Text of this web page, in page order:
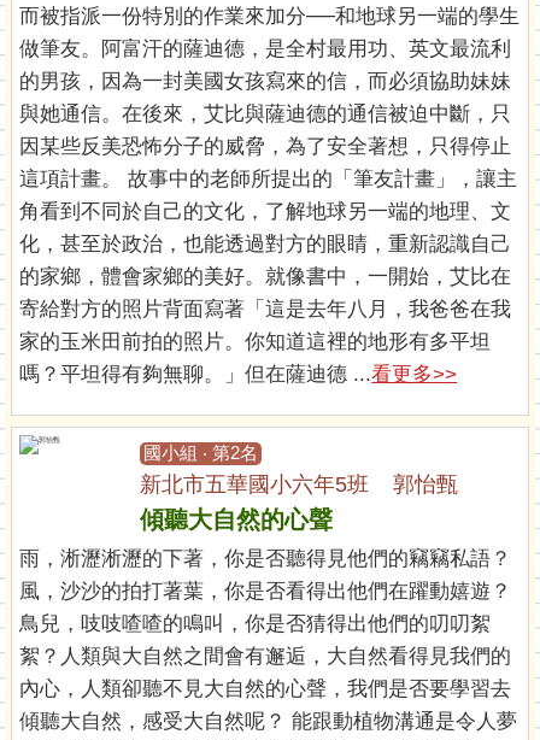
而被指派一份特別的作業來加分──和地球另一端的學生
做筆友。阿富汗的薩迪德，是全村最用功、英文最流利
的男孩，因為一封美國女孩寫來的信，而必須協助妹妹
與她通信。在後來，艾比與薩迪德的通信被迫中斷，只
因某些反美恐怖分子的威脅，為了安全著想，只得停止
這項計畫。 故事中的老師所提出的「筆友計畫」，讓主
角看到不同於自己的文化，了解地球另一端的地理、文
化，甚至於政治，也能透過對方的眼睛，重新認識自己
的家鄉，體會家鄉的美好。就像書中，一開始，艾比在
寄給對方的照片背面寫著「這是去年八月，我爸爸在我
家的玉米田前拍的照片。你知道這裡的地形有多平坦
嗎？平坦得有夠無聊。」但在薩迪德 ...看更多>>
國小組 ‧ 第2名
新北市五華國小六年5班 郭怡甄
傾聽大自然的心聲
雨，淅瀝淅瀝的下著，你是否聽得見他們的竊竊私語？
風，沙沙的拍打著葉，你是否看得出他們在躍動嬉遊？
鳥兒，吱吱喳喳的鳴叫，你是否猜得出他們的叨叨絮
絮？人類與大自然之間會有邂逅，大自然看得見我們的
內心，人類卻聽不見大自然的心聲，我們是否要學習去
傾聽大自然，感受大自然呢？ 能跟動植物溝通是令人夢